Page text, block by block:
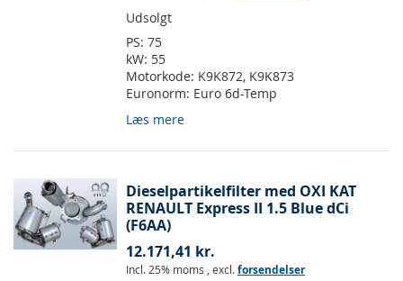
Udsolgt
PS: 75
kW: 55
Motorkode: K9K872, K9K873
Euronorm: Euro 6d-Temp
Læs mere
Dieselpartikelfilter med OXI KAT
RENAULT Express II 1.5 Blue dCi
(F6AA)
12.171,41 kr.
Incl. 25% moms , excl.forsendelser